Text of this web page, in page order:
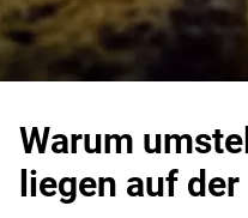
Warum
liegen auf